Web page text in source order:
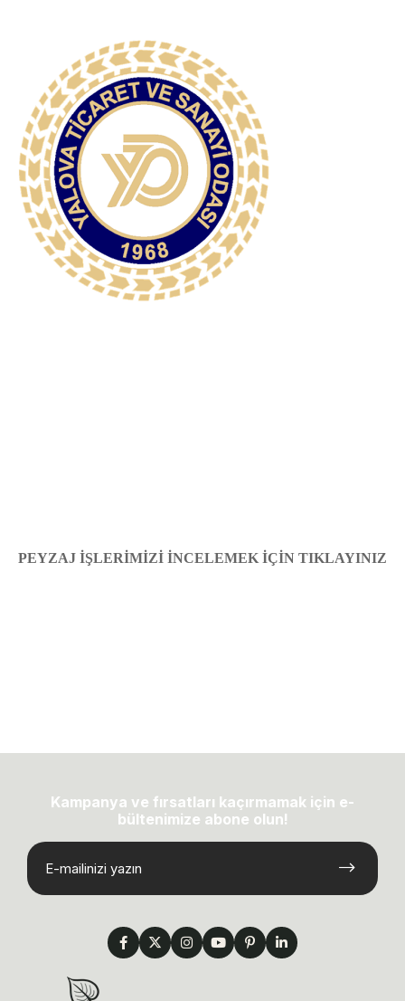
PEYZAJ İŞLERİMİZİ İNCELEMEK İÇİN TIKLAYINIZ
Kampanya ve fırsatları kaçırmamak için e-
bültenimize abone olun!